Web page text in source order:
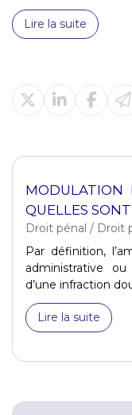
Lire la suite
MODULATION
QUELLES
Droit pénal / Droit
Par définition,
administrative
d’une infraction
Lire la suite